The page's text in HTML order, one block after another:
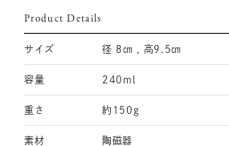
Product Details
サイズ 径 8㎝ , 高9.5㎝
容量 240ml
重さ 約150g
素材 陶磁器